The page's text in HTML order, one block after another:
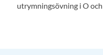
utrymningsövning i O